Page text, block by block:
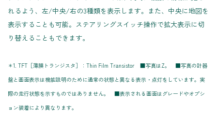
れるよう、左/中央/右の3種類を表示します。また、中央に地図を
表示することも可能。ステアリングスイッチ操作で拡大表示に切
り替えることもできます。
＊1. TFT［薄膜トランジスタ］：Thin Film Transistor ■写真はZ。 ■写真の計器
盤と画面表示は機能説明のために通常の状態と異なる表示・点灯をしています。実
際の走行状態を示すものではありません。 ■表示される画面はグレードやオプシ
ョン装着により異なります。